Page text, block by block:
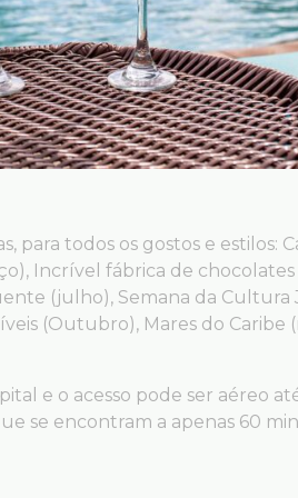
para todos os gostos e estilos:
Incrível fábrica de chocolates
(julho), Semana da Cultura
(Outubro), Mares do Caribe
e o acesso pode ser aéreo
se encontram a apenas 60